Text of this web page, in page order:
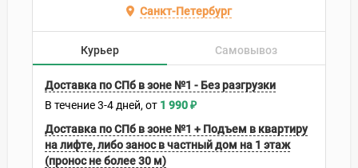
Санкт-Петербург
Курьер Самовывоз
Доставка по СПб в зоне №1 - Без разгрузки
В течение3-4 дней 1 990₽
Доставка по СПб в зоне №1 + Подъем в квартиру
на лифте, либо занос в частный дом на 1 этаж
(пронос не более 30 м)